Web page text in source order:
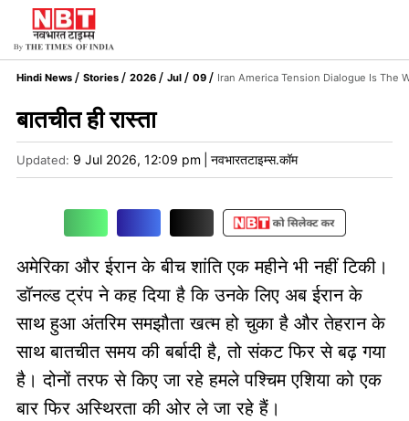
Hindi News Stories 2026 Jul 09 Iran America Tension Dialogue Is The
बातचीत ही रास्ता
Updated: 9 Jul 2026, 12:09 pm नवभारतटाइम्स.कॉम
अमेरिका और ईरान के बीच शांति एक महीने भी नहीं टिकी।
डॉनल्ड ट्रंप ने कह दिया है कि उनके लिए अब ईरान के
साथ हुआ अंतरिम समझौता खत्म हो चुका है और तेहरान के
साथ बातचीत समय की बर्बादी है, तो संकट फिर से बढ़ गया
है। दोनों तरफ से किए जा रहे हमले पश्चिम एशिया को एक
बार फिर अस्थिरता की ओर ले जा रहे हैं।